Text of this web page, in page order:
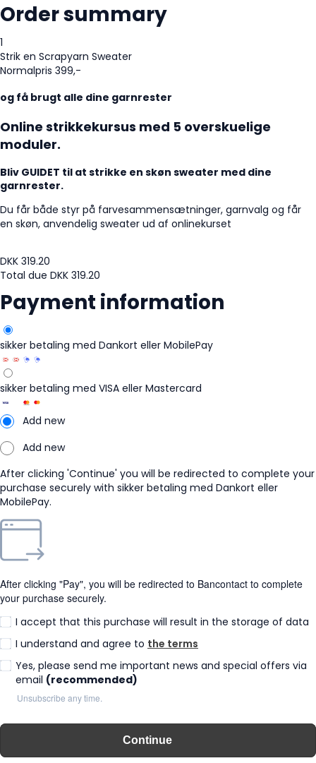
Order summary
1
Strik en Scrapyarn Sweater
Normalpris 399,-
og få brugt alle dine garnrester
Online strikkekursus med 5 overskuelige
moduler.
Bliv GUIDET til at strikke en skøn sweater med dine
garnrester.
Du får både styr på farvesammensætninger, garnvalg og får
en skøn, anvendelig sweater ud af onlinekurset
DKK 319.20
Total due DKK 319.20
Payment information
sikker betaling med Dankort eller MobilePay
sikker betaling med VISA eller Mastercard
Add new
Add new
After clicking 'Continue' you will be redirected to complete your
purchase securely with sikker betaling med Dankort eller
MobilePay.
After clicking "Pay", you will be redirected to Bancontact to complete
your purchase securely.
I accept that this purchase will result in the storage of data
I understand and agree to the terms
Yes, please send me important news and special offers via
email (recommended)
Unsubscribe any time.
Continue